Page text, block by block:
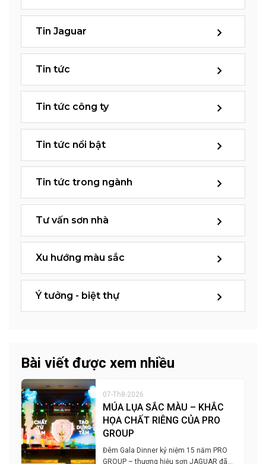
Tin Jaguar
Tin tức
Tin tức công ty
Tin tức nổi bật
Tin tức trong ngành
Tư vấn sơn nhà
Xu hướng màu sắc
Ý tưởng - biệt thự
Bài viết được xem nhiều
07-Th8-2026
MÚA LỤA SẮC MÀU – KHẮC
HỌA CHẤT RIÊNG CỦA PRO
GROUP
Đêm Gala Dinner kỷ niệm 15 năm PRO
GROUP – thương hiệu sơn JAGUAR đã…